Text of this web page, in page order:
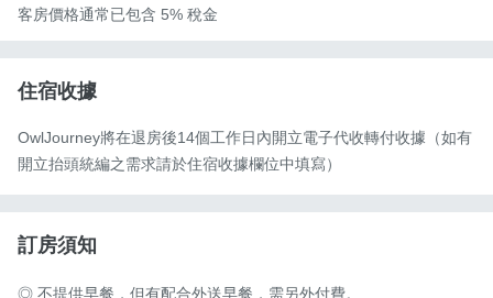
客房價格通常已包含 5% 稅金
住宿收據
OwlJourney將在退房後14個工作日內開立電子代收轉付收據（如有
開立抬頭統編之需求請於住宿收據欄位中填寫）
訂房須知
◎ 不提供早餐，但有配合外送早餐，需另外付費。